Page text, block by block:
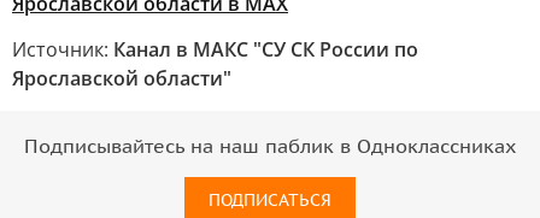
Источник: Канал в МАКС "СУ СК России по
Ярославской области"
Подписывайтесь на наш паблик в Одноклассниках
ПОДПИСАТЬСЯ